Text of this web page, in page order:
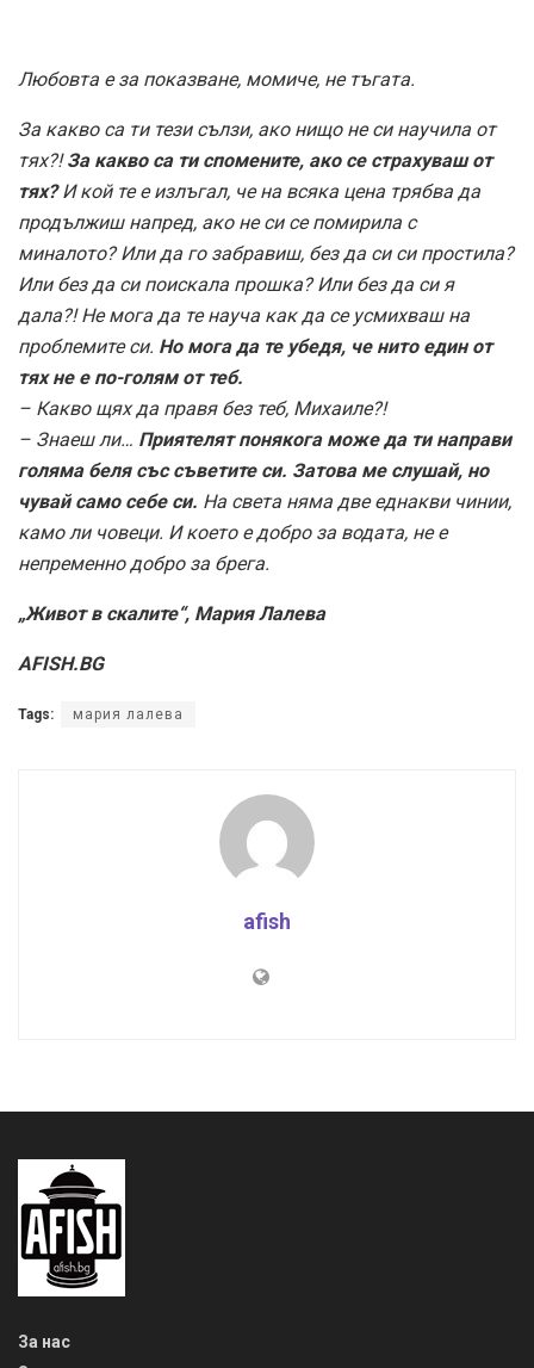
Любовта е за показване, момиче, не тъгата.
За какво са ти тези сълзи, ако нищо не си научила от
тях?!За какво са ти спомените, ако се страхуваш от
тях?И кой те е излъгал, че на всяка цена трябва да
продължиш напред, ако не си се помирила с
миналото? Или да го забравиш, без да си си простила?
Или без да си поискала прошка? Или без да си я
дала?! Не мога да те науча как да се усмихваш на
проблемите си. Но мога да те убедя, че нито един от
тях не е по-голям от теб.
– Какво щях да правя без теб, Михаиле?!
– Знаеш ли… Приятелят понякога може да ти направи
голяма беля със съветите си. Затова ме слушай, но
чувай само себе си. На света няма две еднакви чинии,
камо ли човеци. И което е добро за водата, не е
непременно добро за брега.
„Живот в скалите“, Мария Лалева
AFISH.BG
Tags: мария лалева
afish
За нас